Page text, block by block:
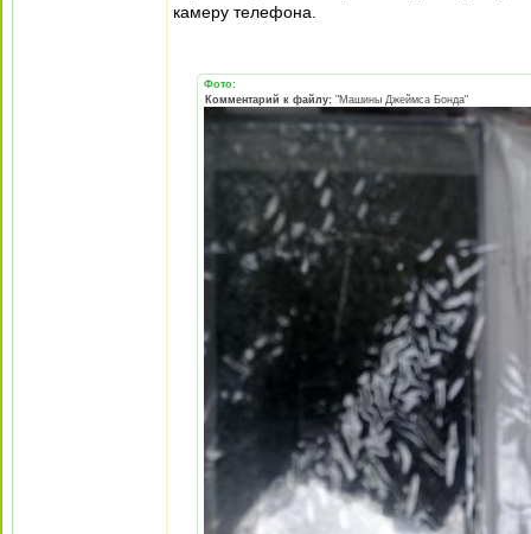
камеру телефона.
Фото:
Комментарий к файлу: "Машины Джеймса Бонда"